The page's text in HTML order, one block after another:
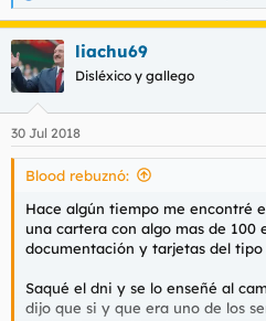
e
a
c
c
e
s
liachu69
Disléxico y gallego
30 Jul 2018
Blood rebuznó:
Hace algún tiempo me encontré
una cartera con algo mas de 100
documentación y tarjetas del
Saqué el dni y se lo enseñé al
dijo que si y que era uno de los